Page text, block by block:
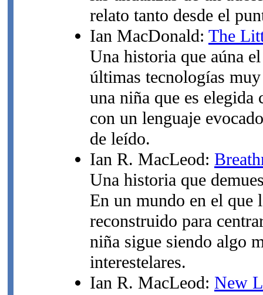
relato tanto desde el
Ian MacDonald: The
Una historia que aúna
últimas tecnologías
una niña que es
con un lenguaje
de leído.
Ian R. MacLeod:
Una historia que
En un mundo en el que
reconstruido para
niña sigue siendo algo
interestelares.
Ian R. MacLeod: New